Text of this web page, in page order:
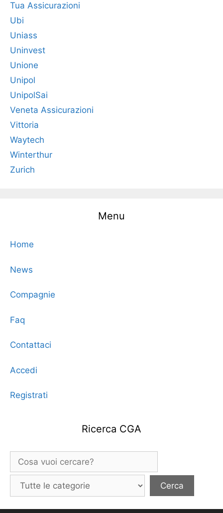
Tua Assicurazioni
Ubi
Uniass
Uninvest
Unione
Unipol
UnipolSai
Veneta Assicurazioni
Vittoria
Waytech
Winterthur
Zurich
Menu
Home
News
Compagnie
Faq
Contattaci
Accedi
Registrati
Ricerca CGA